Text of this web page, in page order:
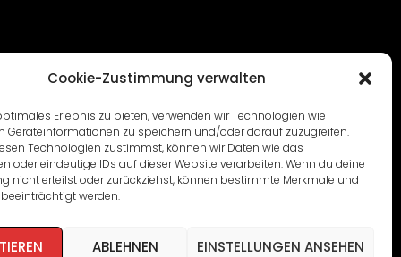
Cookie-Zustimmung verwalten
Erlebnis zu bieten, verwenden wir Technologien wie
Geräteinformationen zu speichern und/oder darauf zuzugreifen.
Technologien zustimmst, können wir Daten wie das
oder eindeutige IDs auf dieser Website verarbeiten. Wenn du deine
nicht erteilst oder zurückziehst, können bestimmte Merkmale und
werden.
ABLEHNEN EINSTELLUNGEN ANSEHEN